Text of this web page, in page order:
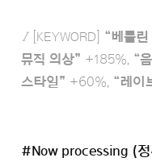
Ι[KEYWORD] “베를
뮤직 의상” +185%, “
스타일” +60%, “레이
#Now processing (정